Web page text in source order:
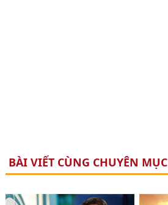
BÀI VIẾT CÙNG CHUYÊN MỤC